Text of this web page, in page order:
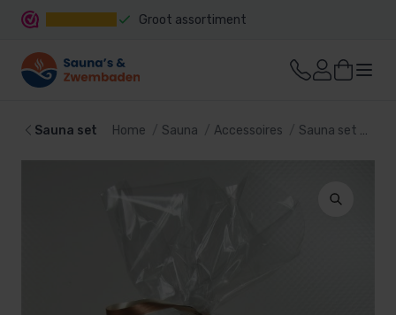
Groot assortiment
Sauna set Home Sauna Accessoires Sauna set